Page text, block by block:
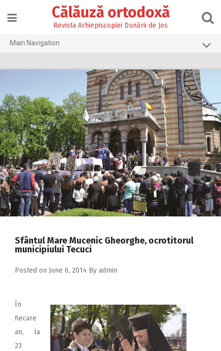
content
Călăuză ortodoxă
Revista Arhiepiscopiei Dunării de Jos
Main Navigation
2025
2024
2023
2022
2021
2020
2019
2017
2014
2013
2012
Sfântul Mare Mucenic Gheorghe, ocrotitorul
municipiului Tecuci
Posted on June 6, 2014 By admin
În
fiecare
an, la
23